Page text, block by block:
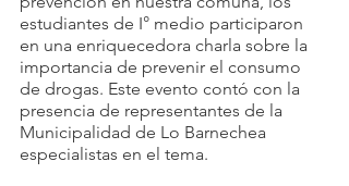
estudiantes de I° medio participaron
en una enriquecedora charla sobre la
importancia de prevenir el consumo
de drogas. Este evento contó con la
presencia de representantes de la
Municipalidad de Lo Barnechea
especialistas en el tema.